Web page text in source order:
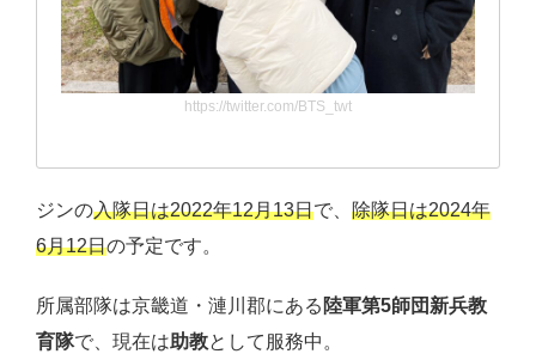
https://twitter.com/BTS_twt
ジンの入隊日は2022年12月13日で、 除隊日は2024年
6月12日の予定です。
所属部隊は京畿道・漣川郡にある 陸軍第5師団新兵教
育隊で、現在は助教として服務中。